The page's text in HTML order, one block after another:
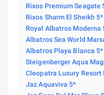
Rixos Premium Seagate
Rixos Sharm El Sheikh 5*
Royal Albatros Moderna
Albatros Sea World
Albatros Playa Blanca 5*
Steigenberger Aqua
Cleopatra Luxury Resort
Jaz Aquaviva 5*